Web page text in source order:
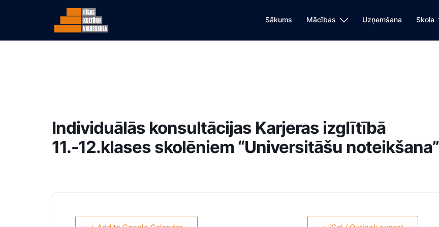
Sākums Mācības Uzņemšana Skola
Individuālās konsultācijas Karjeras izglītībā
11.-12.klases skolēniem “Universitāšu noteikšana”